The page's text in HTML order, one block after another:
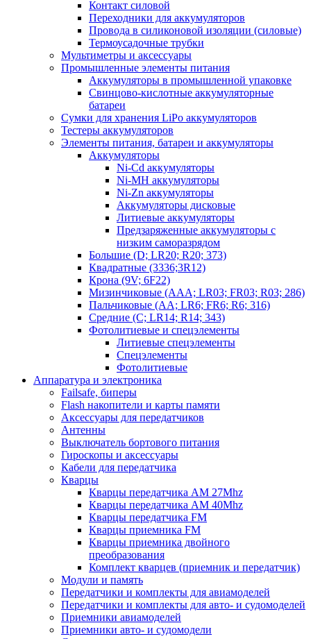
Контакт силовой
Переходники для аккумуляторов
Провода в силиконовой изоляции (силовые)
Термоусадочные трубки
Мультиметры и аксессуары
Промышленные элементы питания
Аккумуляторы в промышленной упаковке
Свинцово-кислотные аккумуляторные
батареи
Сумки для хранения LiPo аккумуляторов
Тестеры аккумуляторов
Элементы питания, батареи и аккумуляторы
Аккумуляторы
Ni-Cd аккумуляторы
Ni-MH аккумуляторы
Ni-Zn аккумуляторы
Аккумуляторы дисковые
Литиевые аккумуляторы
Предзаряженные аккумуляторы с
низким саморазрядом
Большие (D; LR20; R20; 373)
Квадратные (3336;3R12)
Крона (9V; 6F22)
Мизинчиковые (AAA; LR03; FR03; R03; 286)
Пальчиковые (AA; LR6; FR6; R6; 316)
Средние (C; LR14; R14; 343)
Фотолитиевые и спецэлементы
Литиевые спецэлементы
Спецэлементы
Фотолитиевые
Аппаратура и электроника
Failsafe, биперы
Flash накопители и карты памяти
Аксессуары для передатчиков
Антенны
Выключатель бортового питания
Гироскопы и аксессуары
Кабели для передатчика
Кварцы
Кварцы передатчика AM 27Mhz
Кварцы передатчика AM 40Mhz
Кварцы передатчика FM
Кварцы приемника FM
Кварцы приемника двойного
преобразования
Комплект кварцев (приемник и передатчик)
Модули и память
Передатчики и комплекты для авиамоделей
Передатчики и комплекты для авто- и судомоделей
Приемники авиамоделей
Приемники авто- и судомодели